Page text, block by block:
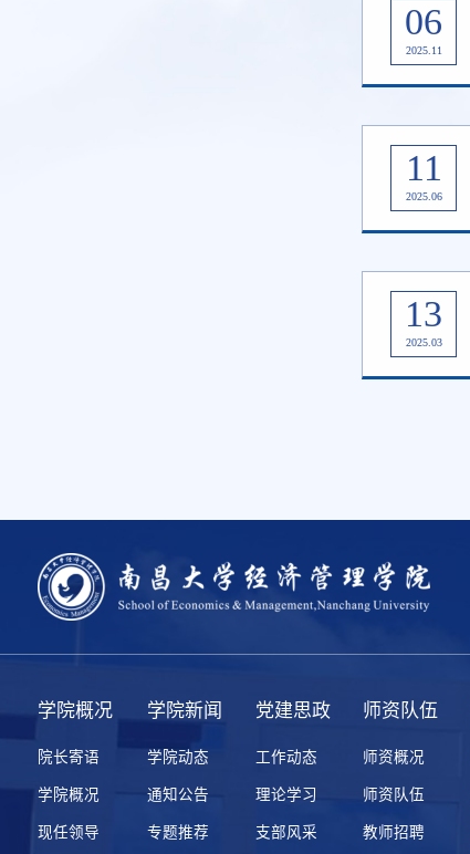
06
2025.11
11
2025.06
13
2025.03
学院概况
院长寄语
学院概况
现任领导
学院新闻
学院动态
通知公告
专题推荐
党建思政
工作动态
理论学习
支部风采
师资队伍
师资概况
师资队伍
教师招聘